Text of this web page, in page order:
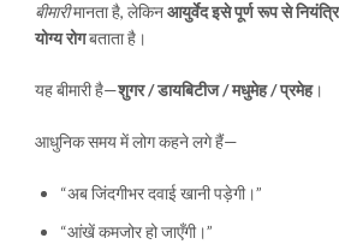
बीमारीमानता है, लेकिनआयुर्वेद इसे पूर्ण रूप से
योग्य रोगबताता है।
यह बीमारी है—शुगर / डायबिटीज / मधुमेह / प्रमेह।
आधुनिक समय में लोग कहने लगे हैं—
“अब जिंदगीभर दवाई खानी पड़ेगी।”
“आंखें कमजोर हो जाएँगी।”